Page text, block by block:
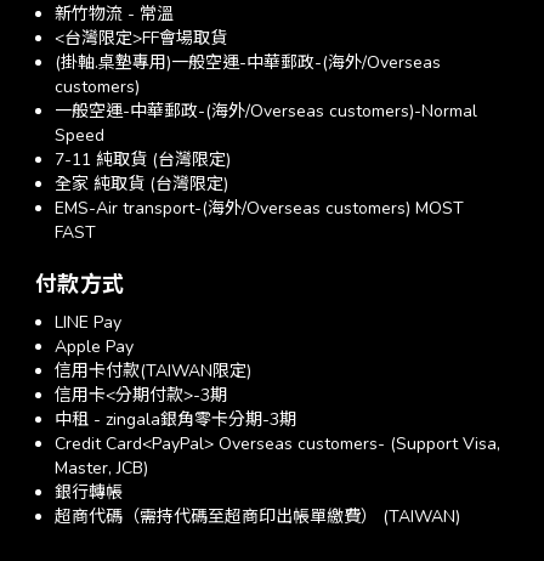
新竹物流 - 常溫
<台灣限定>FF會場取貨
(掛軸.桌墊專用)一般空運-中華郵政-(海外/Overseas
customers)
一般空運-中華郵政-(海外/Overseas customers)-Normal
Speed
7-11 純取貨 (台灣限定)
全家 純取貨 (台灣限定)
EMS-Air transport-(海外/Overseas customers) MOST
FAST
付款方式
LINE Pay
Apple Pay
信用卡付款(TAIWAN限定)
信用卡<分期付款>-3期
中租 - zingala銀角零卡分期-3期
Credit Card<PayPal> Overseas customers- (Support Visa,
Master, JCB)
銀行轉帳
超商代碼（需持代碼至超商印出帳單繳費） (TAIWAN)